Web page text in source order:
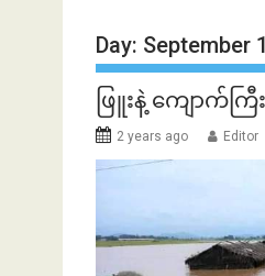
Day: September
ဖြူးနဲ့ ကျောက်က
2 years ago Editor